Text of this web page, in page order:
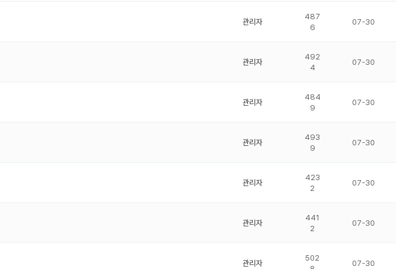
관리자
487
6
07-30
관리자
492
4
07-30
관리자
484
9
07-30
관리자
493
9
07-30
관리자
423
2
07-30
관리자
441
2
07-30
관리자
502
07-30